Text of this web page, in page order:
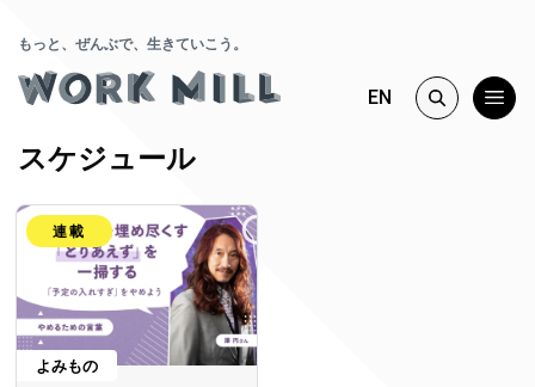
もっと、ぜんぶで、生きていこう。
EN
スケジュール
連載
よみもの